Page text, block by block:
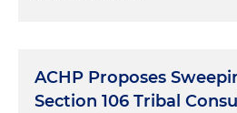
ACHP Proposes
Section 106 Tribal